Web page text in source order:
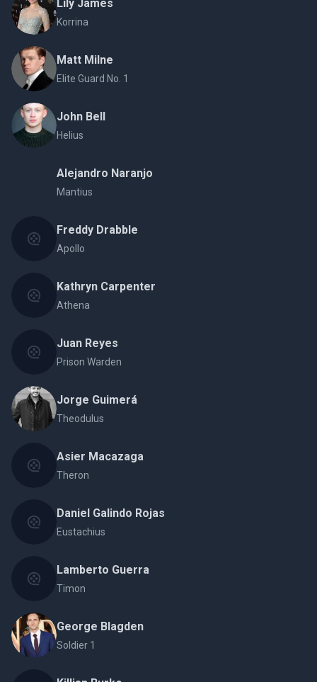
Lily James
Korrina
Matt Milne
Elite Guard No. 1
John Bell
Helius
Alejandro Naranjo
Mantius
Freddy Drabble
Apollo
Kathryn Carpenter
Athena
Juan Reyes
Prison Warden
Jorge Guimerá
Theodulus
Asier Macazaga
Theron
Daniel Galindo Rojas
Eustachius
Lamberto Guerra
Timon
George Blagden
Soldier 1